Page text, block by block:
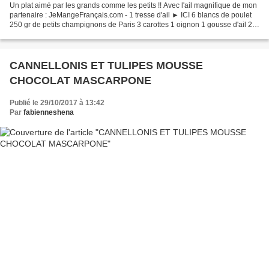
Un plat aimé par les grands comme les petits !! Avec l'ail magnifique de mon
partenaire : JeMangeFrançais.com - 1 tresse d'ail ► ICI 6 blancs de poulet
250 gr de petits champignons de Paris 3 carottes 1 oignon 1 gousse d'ail 2
CANNELLONIS ET TULIPES MOUSSE
CHOCOLAT MASCARPONE
Publié le 29/10/2017 à 13:42
Par fabienneshena